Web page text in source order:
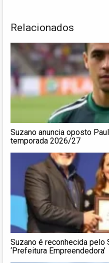
Relacionados
Suzano anuncia oposto
temporada 2026/27
Suzano é reconhecida pelo
‘Prefeitura Empreendedora’